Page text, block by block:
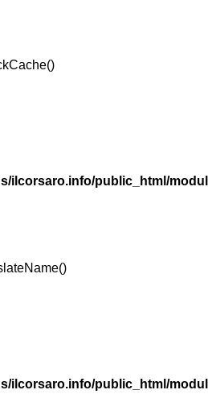
ilcorsaro.info/public_html/
ilcorsaro.info/public_html/